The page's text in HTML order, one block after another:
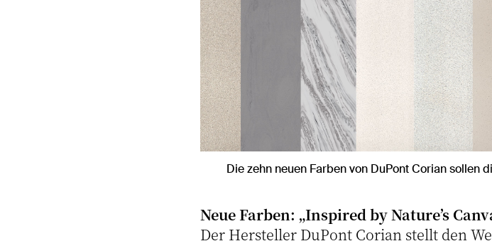
Die zehn neuen Farben von DuPont Corian sollen
Neue Farben: „Inspired by Nature’s
Der Hersteller DuPont Corian stellt den